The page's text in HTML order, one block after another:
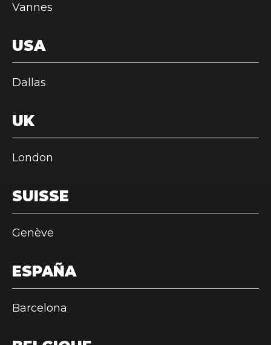
Vannes
USA
Dallas
UK
London
SUISSE
Genève
ESPAÑA
Barcelona